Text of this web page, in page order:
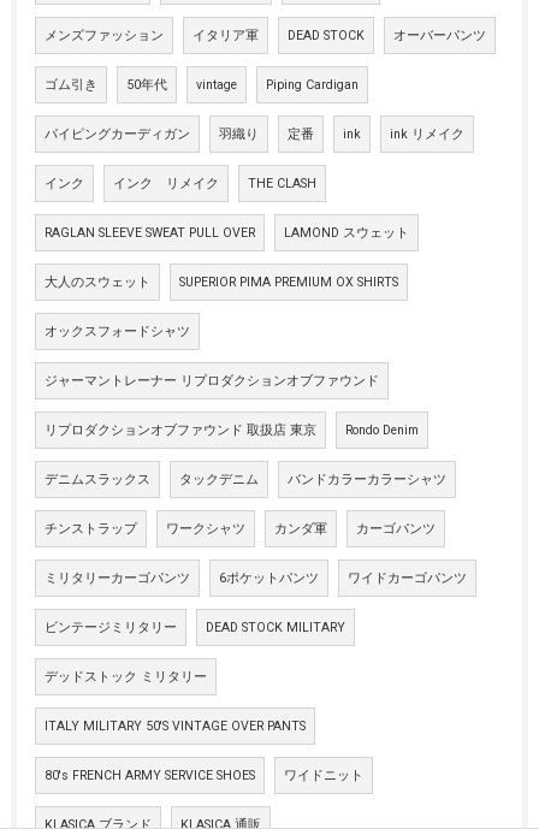
メンズファッション イタリア軍 DEAD STOCK オーバーパンツ
ゴム引き 50年代 vintage Piping Cardigan
パイピングカーディガン 羽織り 定番 ink ink リメイク
インク インク リメイク THE CLASH
RAGLAN SLEEVE SWEAT PULL OVER LAMOND スウェット
大人のスウェット SUPERIOR PIMA PREMIUM OX SHIRTS
オックスフォードシャツ
ジャーマントレーナー リプロダクションオブファウンド
リプロダクションオブファウンド 取扱店 東京 Rondo Denim
デニムスラックス タックデニム バンドカラーカラーシャツ
チンストラップ ワークシャツ カンダ軍 カーゴパンツ
ミリタリーカーゴパンツ 6ポケットパンツ ワイドカーゴパンツ
ビンテージミリタリー DEAD STOCK MILITARY
デッドストック ミリタリー
ITALY MILITARY 50'S VINTAGE OVER PANTS
80's FRENCH ARMY SERVICE SHOES ワイドニット
KLASICA ブランド KLASICA 通販